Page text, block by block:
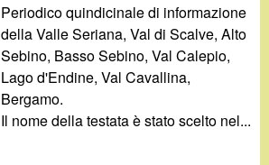
Periodico quindicinale di informazione
della Valle Seriana, Val di Scalve, Alto
Sebino, Basso Sebino, Val Calepio,
Lago d'Endine, Val Cavallina,
Bergamo.
Il nome della testata è stato scelto nel...